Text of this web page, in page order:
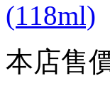
(118ml)
本店售